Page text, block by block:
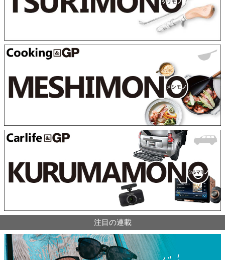
注目の連載